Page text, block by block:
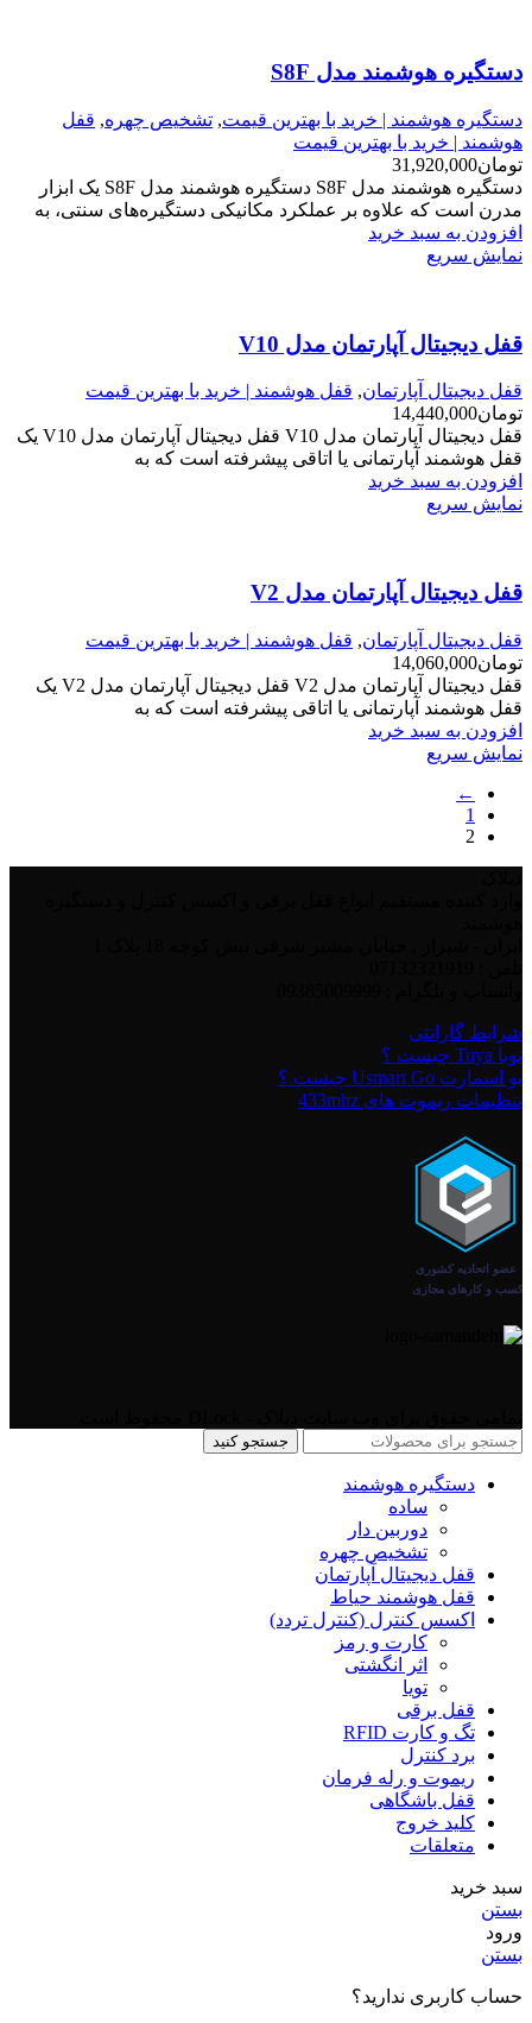
دستگیره هوشمند مدل S8F
دستگیره هوشمند | خرید با بهترین قیمت, تشخیص چهره, قفل
هوشمند | خرید با بهترین قیمت
تومان31,920,000
دستگیره هوشمند مدل S8F دستگیره هوشمند مدل S8F یک ابزار
مدرن است که علاوه بر عملکرد مکانیکی دستگیره‌های سنتی، به
افزودن به سبد خرید
نمایش سریع
قفل دیجیتال آپارتمان مدل V10
قفل دیجیتال آپارتمان, قفل هوشمند | خرید با بهترین قیمت
تومان14,440,000
قفل دیجیتال آپارتمان مدل V10 قفل دیجیتال آپارتمان مدل V10 یک
قفل هوشمند آپارتمانی یا اتاقی پیشرفته است که به
افزودن به سبد خرید
نمایش سریع
قفل دیجیتال آپارتمان مدل V2
قفل دیجیتال آپارتمان, قفل هوشمند | خرید با بهترین قیمت
تومان14,060,000
قفل دیجیتال آپارتمان مدل V2 قفل دیجیتال آپارتمان مدل V2 یک
قفل هوشمند آپارتمانی یا اتاقی پیشرفته است که به
افزودن به سبد خرید
نمایش سریع
←
1
2
شرایط گارانتی
تویا Tuya چیست ؟
یو اسمارت Usmart Go چیست ؟
تنظیمات ریموت های 433mhz
جستجو کنید
دستگیره هوشمند
ساده
دوربین دار
تشخیص چهره
قفل دیجیتال آپارتمان
قفل هوشمند حیاط
اکسس کنترل (کنترل تردد)
کارت و رمز
اثر انگشتی
تویا
قفل برقی
تگ و کارت RFID
برد کنترل
ریموت و رله فرمان
قفل باشگاهی
کلید خروج
متعلقات
سبد خرید
بستن
ورود
بستن
حساب کاربری ندارید؟